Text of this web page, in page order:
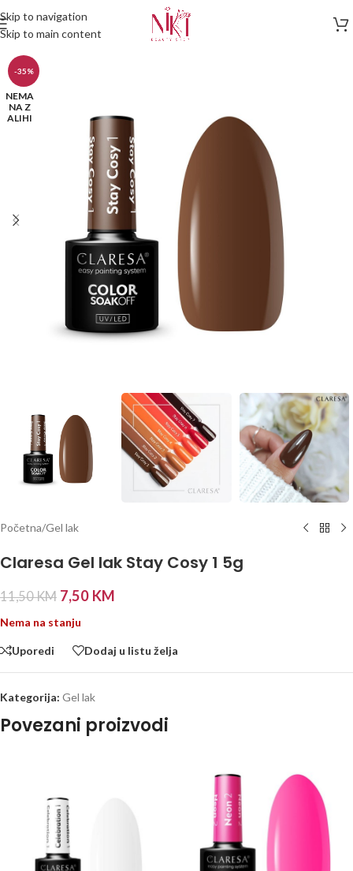
Skip to navigation
Skip to main content
-35%
NEMA
NA Z
ALIHI
Početna/Gel lak
Claresa Gel lak Stay Cosy 1 5g
11,50KM 7,50 KM
Nema na stanju
Uporedi Dodaj u listu želja
Kategorija: Gel lak
Povezani proizvodi